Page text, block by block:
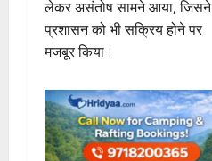
लेकर असंतोष सामने आया, जिसने
प्रशासन को भी सक्रिय होने पर
मजबूर किया।